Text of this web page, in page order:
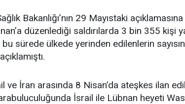
Bakanlığı’nın 29 Mayıstaki
düzenlediği saldırılarda 3 bin 355 kişi
sürede ülkede yerinden edilenlerin
ve İran arasında 8 Nisan’da ateşkes ilan
İsrail ile Lübnan heyeti